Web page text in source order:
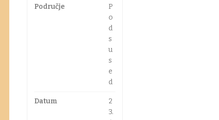
Područje
P
o
d
s
u
s
e
d
Datum
2
3.